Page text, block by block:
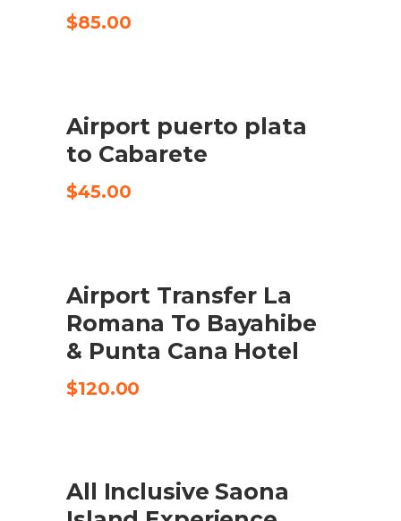
$85.00
COMPRA EL PRODUCTE
Airport puerto plata
to Cabarete
$45.00
CHECK AVAILABILITY
Airport Transfer La
Romana To Bayahibe
& Punta Cana Hotel
$120.00
BOOK HERE
All Inclusive Saona